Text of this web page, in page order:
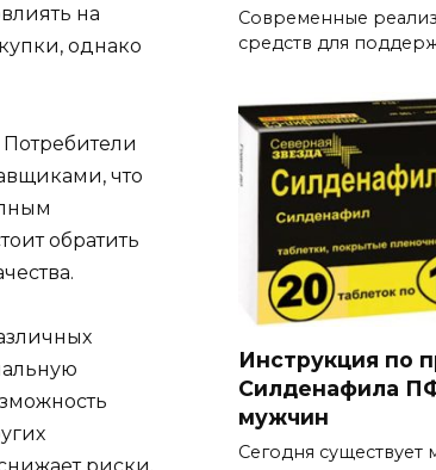
на
однако
Потребители
что
обратить
Современные
средств для
Инструкция по
Силденафила
мужчин
Сегодня существует